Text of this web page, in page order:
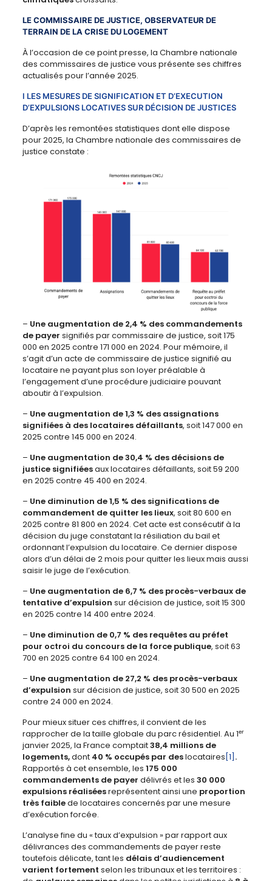
LE COMMISSAIRE DE JUSTICE, OBSERVATEUR DE
TERRAIN DE LA CRISE DU LOGEMENT
À l’occasion de ce point presse, la Chambre nationale
des commissaires de justice vous présente ses chiffres
actualisés pour l’année 2025.
I LES MESURES DE SIGNIFICATION ET D’EXECUTION
D’EXPULSIONS LOCATIVES SUR DÉCISION DE JUSTICES
D’après les remontées statistiques dont elle dispose
pour 2025, la Chambre nationale des commissaires de
justice constate :
– Une augmentation de 2,4 % des commandements
de payer signifiés par commissaire de justice, soit 175
000 en 2025 contre 171 000 en 2024. Pour mémoire, il
s’agit d’un acte de commissaire de justice signifié au
locataire ne payant plus son loyer préalable à
l’engagement d’une procédure judiciaire pouvant
aboutir à l’expulsion.
– Une augmentation de1,3 % des assignations
signifiées à des locataires défaillants, soit 147 000 en
2025 contre 145 000 en 2024.
– Une augmentation de30,4 % des décisions de
justice signifiéesaux locataires défaillants, soit 59 200
en 2025 contre 45 400 en 2024.
– Une diminution de 1,5 % des significations de
commandement de quitter les lieux, soit 80 600 en
2025 contre 81 800 en 2024. Cet acte est consécutif à la
décision du juge constatant la résiliation du bail et
ordonnant l’expulsion du locataire. Ce dernier dispose
alors d’un délai de 2 mois pour quitter les lieux mais aussi
saisir le juge de l’exécution.
– Une augmentation de 6,7 % des procès-verbaux de
tentative d’expulsion sur décision de justice, soit 15 300
en 2025 contre 14 400 entre 2024.
– Une diminution de 0,7 % des requêtes au préfet
pour octroi du concours de la force publique, soit 63
700 en 2025 contre 64 100 en 2024.
– Une augmentation de 27,2 % des procès-verbaux
d’expulsion sur décision de justice, soit 30 500 en 2025
contre 24 000 en 2024.
Pour mieux situer ces chiffres, il convient de les
rapprocher de la taille globale du parc résidentiel. Au 1ᵉʳ
janvier 2025, la France comptait38,4 millions de
logements,dont 40 % occupés par deslocataires [1] .
Rapportés à cet ensemble, les 175 000
commandements de payer délivrés et les 30 000
expulsions réaliséesreprésentent ainsi une proportion
très faiblede locataires concernés par une mesure
d’exécution forcée.
L’analyse fine du « taux d’expulsion » par rapport aux
délivrances des commandements de payer reste
toutefois délicate, tant les délais d’audiencement
varient fortement selon les tribunaux et les territoires :